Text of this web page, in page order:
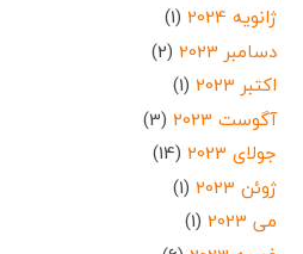
ژانویه 2024
(1)
دسامبر 2023
(2)
اکتبر 2023
(1)
آگوست 2023
(3)
جولای 2023
(14)
ژوئن 2023
(1)
می 2023
(1)